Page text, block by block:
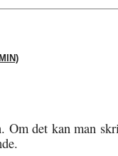
det kan man